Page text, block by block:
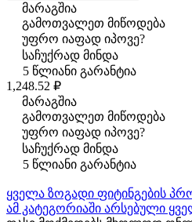
მარაგშია
გამოთვალეთ მიწოდება
უფრო იაფად იპოვე?
საჩუქრად მინდა
5 წლიანი გარანტია
1,248.52 ₽
მარაგშია
გამოთვალეთ მიწოდება
უფრო იაფად იპოვე?
საჩუქრად მინდა
5 წლიანი გარანტია
ყველა ზოგადი ფიტინგების
ამ კატეგორიაში არსებული